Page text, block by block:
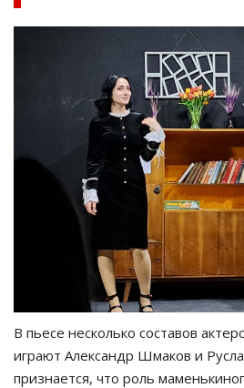
В пьесе несколько составов
играют Александр Шмаков и
признается, что роль